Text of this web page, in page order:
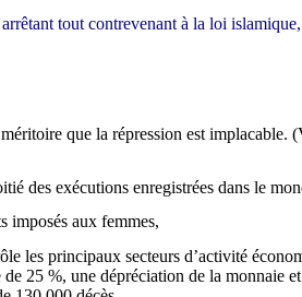
tout contrevenant à la loi
que la répression est implacable.
des exécutions enregistrées dans le
imposés aux femmes,
les principaux secteurs d’activité
25 %, une dépréciation de la monnaie